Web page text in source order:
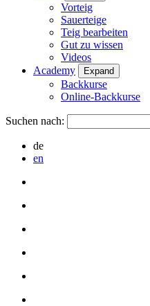
Vorteig
Sauerteige
Teig bearbeiten
Gut zu wissen
Videos
Academy
Expand
Backkurse
Online-Backkurse
Suchen nach:
de
en